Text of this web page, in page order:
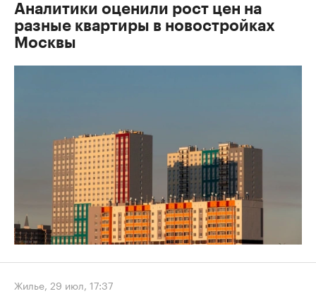
Аналитики оценили рост цен на
разные квартиры в новостройках
Москвы
Жилье, 29 июл, 17:37